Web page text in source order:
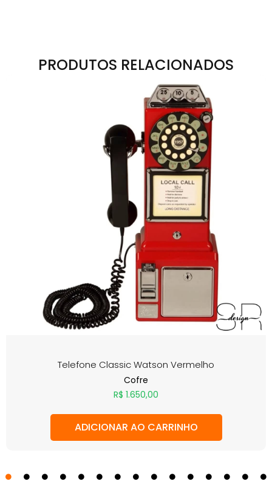
PRODUTOS RELACIONADOS
Telefone Classic Watson Vermelho
Cofre
R$ 1.650,00
ADICIONAR AO CARRINHO